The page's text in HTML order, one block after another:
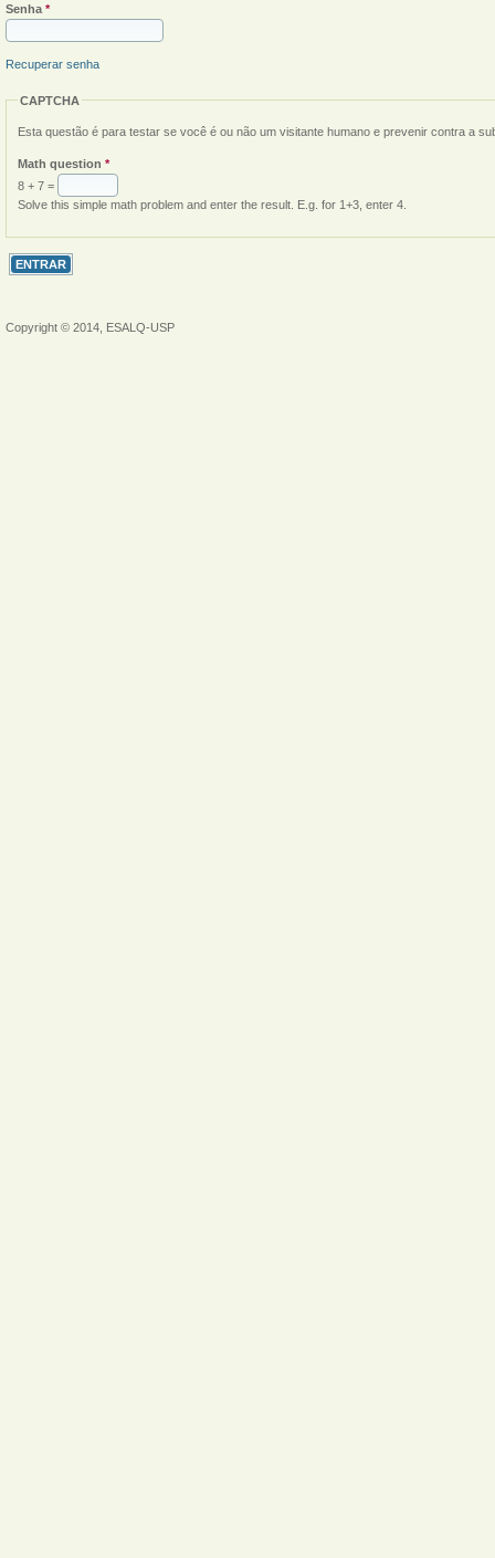
Senha *
Recuperar senha
CAPTCHA
Esta questão é para testar se você é ou não um visitante humano e prevenir contra a
Math question *
8 + 7 =
Solve this simple math problem and enter the result. E.g. for 1+3, enter 4.
Copyright © 2014, ESALQ-USP